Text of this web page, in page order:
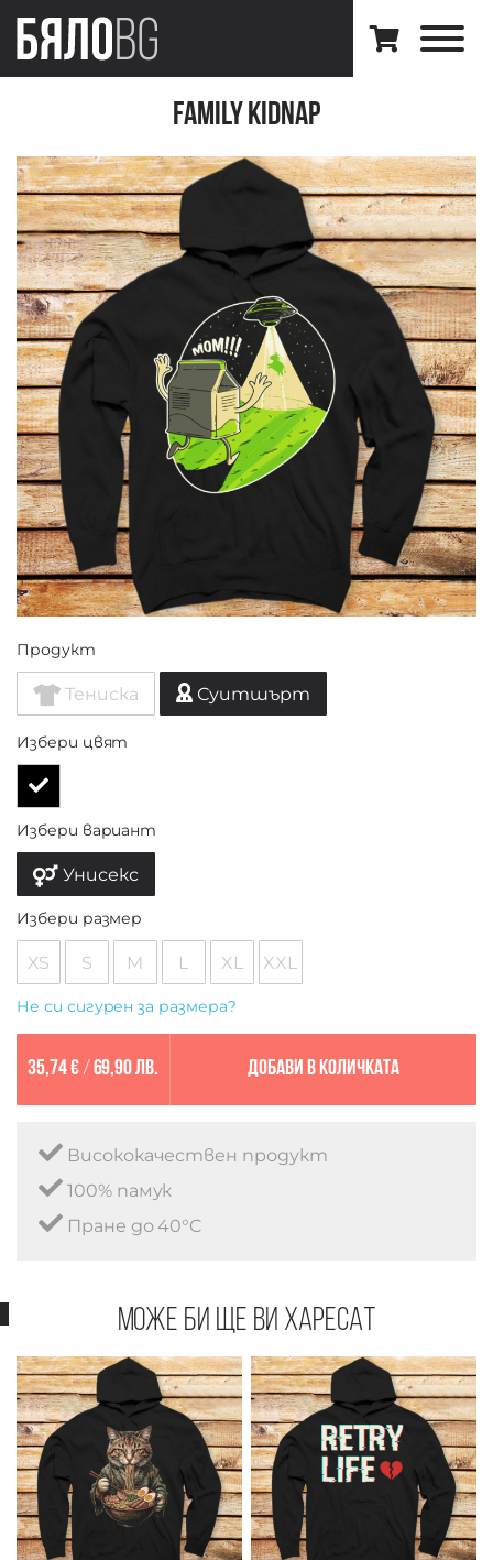
Family Kidnap
Продукт
Тениска Суитшърт
Избери цвят
Избери вариант
Унисекс
Избери размер
XS S M L XL XXL
Не си сигурен за размера?
35,74 €/ 69,90 лв. Добави в количката
Висококачествен продукт
100% памук
Пране до 40°C
Може би ще ви харесат